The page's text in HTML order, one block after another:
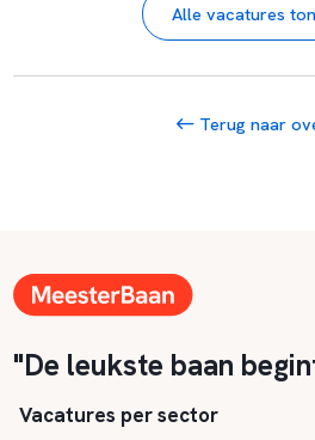
Alle vacatures
Terug naar
"De leukste baan
Vacatures per sector